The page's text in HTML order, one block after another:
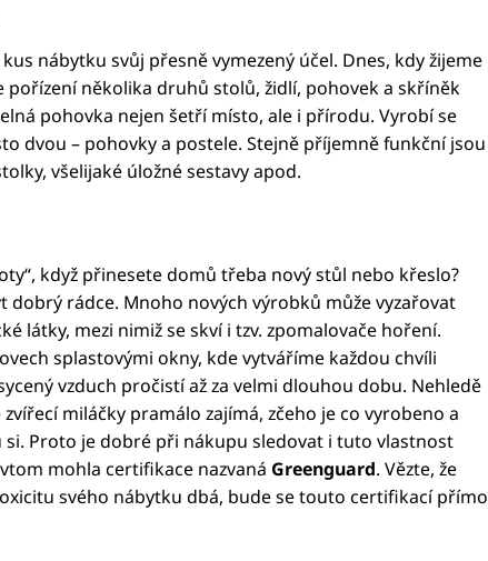
nábytku svůj přesně vymezený účel. Dnes, kdy žijeme
pořízení několika druhů stolů, židlí, pohovek a skříněk
pohovka nejen šetří místo, ale i přírodu. Vyrobí se
dvou – pohovky a postele. Stejně příjemně funkční jsou
všelijaké úložné sestavy apod.
když přinesete domů třeba nový stůl nebo křeslo?
dobrý rádce. Mnoho nových výrobků může vyzařovat
látky, mezi nimiž se skví i tzv. zpomalovače hoření.
splastovými okny, kde vytváříme každou chvíli
vzduch pročistí až za velmi dlouhou dobu. Nehledě
miláčky pramálo zajímá, zčeho je co vyrobeno a
Proto je dobré při nákupu sledovat i tuto vlastnost
mohla certifikace nazvaná Greenguard. Vězte, že
svého nábytku dbá, bude se touto certifikací přímo